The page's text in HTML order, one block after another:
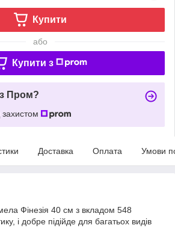
Купити
або
Купити з
Пром?
Доставка Оплата Умови
Фінезія 40 см з вкладом 548
і добре підійде для багатьох видів